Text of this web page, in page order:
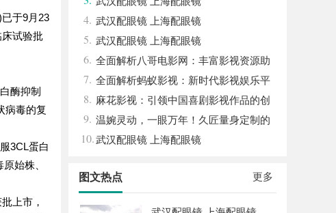
于9月23
试验批
酶抑制
病毒的复
3CL蛋白
始株、
上市，
4. 武汉配眼镜 上海配眼镜
5. 武汉配眼镜 上海配眼镜
6. 全面解析八哥电影网：丰富影视资源助
力观影体验升级
7. 全面解析蚂蚁影视：新时代影视娱乐平
台的崛起与发展
8. 麻花影视：引领中国喜剧影视作品的创
新与发展之路
9. 温婉灵动，一眼万年！久匠量身定制的
眉眼唇，才是你整张脸的点睛之笔！淡颜系
10.武汉配眼镜 上海配眼镜
更多
图文热点